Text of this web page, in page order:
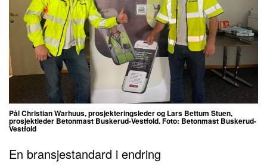
Pål Christian Warhuus, prosjekteringsleder og Lars Bettum Stuen,
prosjektleder Betonmast Buskerud-Vestfold. Foto: Betonmast Buskerud-
Vestfold
En bransjestandard i endring